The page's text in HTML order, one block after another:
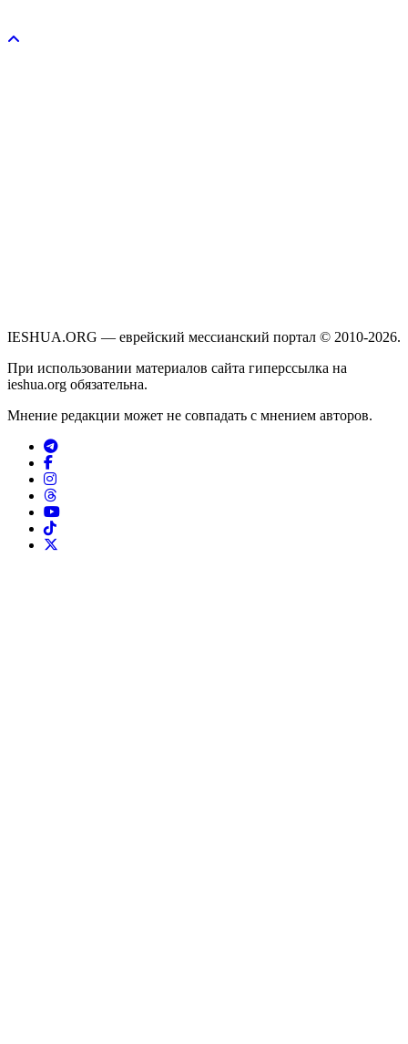
IESHUA.ORG — еврейский мессианский портал © 2010-2026.
При использовании материалов сайта гиперссылка на
ieshua.org обязательна.
Мнение редакции может не совпадать с мнением авторов.